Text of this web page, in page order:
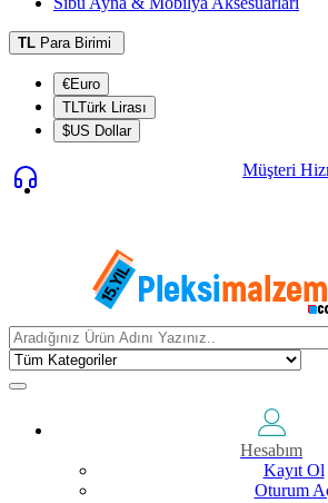
TL Para Birimi
€Euro
TLTürk Lirası
$US Dollar
Müşteri
Hesabım
Kayıt Ol
Oturum